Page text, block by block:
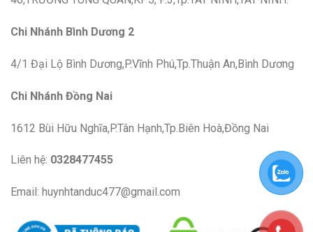
Chi Nhánh Bình Dương 2
4/1 Đại Lộ Bình Dương,P.Vĩnh Phú,Tp.Thuận An,Bình Dương
Chi Nhánh Đồng Nai
1612 Bùi Hữu Nghĩa,P.Tân Hạnh,Tp.Biên Hoà,Đồng Nai
Liên hệ: 0328477455
Email: huynhtanduc477@gmail.com